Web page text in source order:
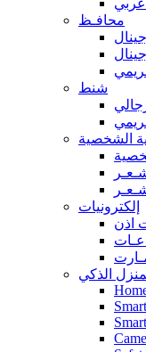
محافـظ
شنط
الشخصية
إلكترونيات
اذن
الذكي